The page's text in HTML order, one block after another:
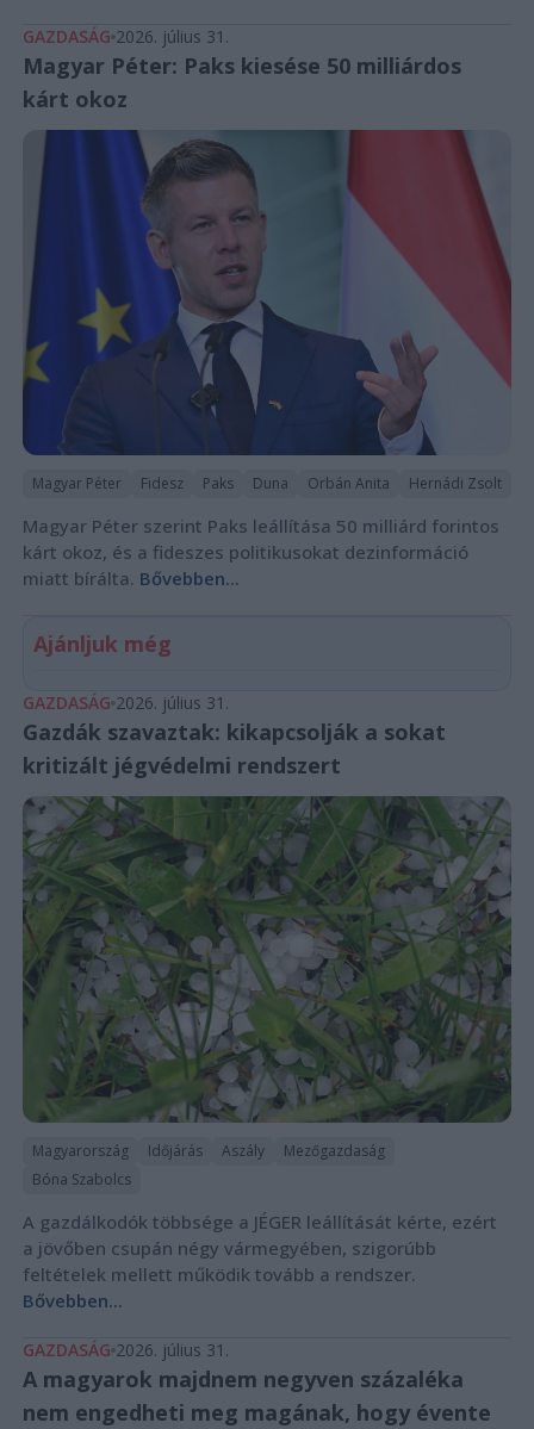
GAZDASÁG 2026. július 31.
Magyar Péter: Paks kiesése 50 milliárdos
kárt okoz
Magyar Péter Fidesz Paks Duna Orbán Anita Hernádi Zsolt
Magyar Péter szerint Paks leállítása 50 milliárd forintos
kárt okoz, és a fideszes politikusokat dezinformáció
miatt bírálta. Bővebben...
Ajánljuk még
GAZDASÁG 2026. július 31.
Gazdák szavaztak: kikapcsolják a sokat
kritizált jégvédelmi rendszert
Magyarország Időjárás Aszály
Mezőgazdaság
Bóna Szabolcs
A gazdálkodók többsége a JÉGER leállítását kérte, ezért
a jövőben csupán négy vármegyében, szigorúbb
feltételek mellett működik tovább a rendszer.
Bővebben...
GAZDASÁG 2026. július 31.
A magyarok majdnem negyven százaléka
nem engedheti meg magának, hogy évente